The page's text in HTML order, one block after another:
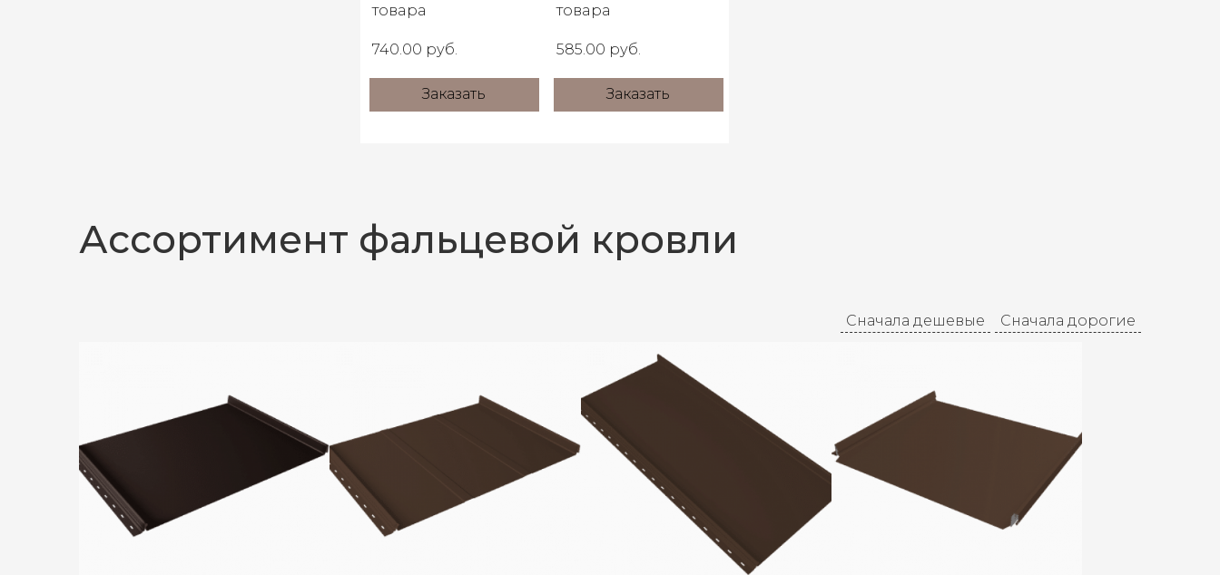
товара
740.00 руб.
Заказать
товара
585.00 руб.
Заказать
Ассортимент фальцевой кровли
Сначала дорогие
Сначала дешевые